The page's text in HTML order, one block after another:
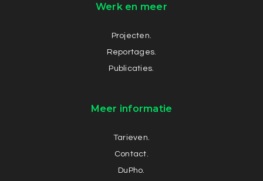
Werk en meer
Projecten.
Reportages.
Publicaties.
Meer informatie
Tarieven.
Contact.
DuPho.